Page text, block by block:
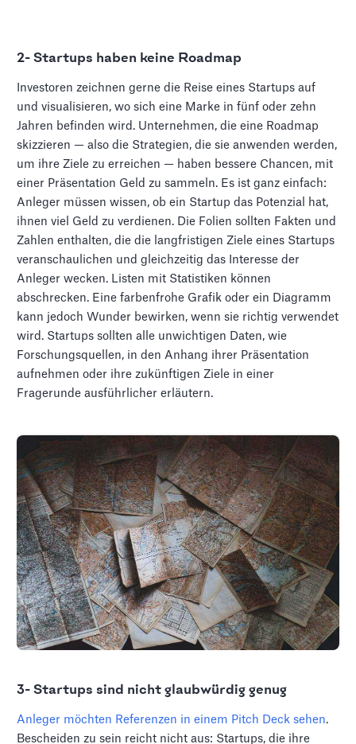
2- Startups haben keine Roadmap
Investoren zeichnen gerne die Reise eines Startups auf
und visualisieren, wo sich eine Marke in fünf oder zehn
Jahren befinden wird. Unternehmen, die eine Roadmap
skizzieren — also die Strategien, die sie anwenden werden,
um ihre Ziele zu erreichen — haben bessere Chancen, mit
einer Präsentation Geld zu sammeln. Es ist ganz einfach:
Anleger müssen wissen, ob ein Startup das Potenzial hat,
ihnen viel Geld zu verdienen. Die Folien sollten Fakten und
Zahlen enthalten, die die langfristigen Ziele eines Startups
veranschaulichen und gleichzeitig das Interesse der
Anleger wecken. Listen mit Statistiken können
abschrecken. Eine farbenfrohe Grafik oder ein Diagramm
kann jedoch Wunder bewirken, wenn sie richtig verwendet
wird. Startups sollten alle unwichtigen Daten, wie
Forschungsquellen, in den Anhang ihrer Präsentation
aufnehmen oder ihre zukünftigen Ziele in einer
Fragerunde ausführlicher erläutern.
3- Startups sind nicht glaubwürdig genug
Anleger möchten Referenzen in einem Pitch Deck sehen.
Bescheiden zu sein reicht nicht aus: Startups, die ihre